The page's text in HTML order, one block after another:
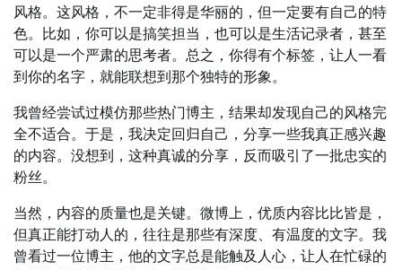
风格。这风格，不一定非得是华丽的，但一定要有自己的特
色。比如，你可以是搞笑担当，也可以是生活记录者，甚至
可以是一个严肃的思考者。总之，你得有个标签，让人一看
到你的名字，就能联想到那个独特的形象。
我曾经尝试过模仿那些热门博主，结果却发现自己的风格完
全不适合。于是，我决定回归自己，分享一些我真正感兴趣
的内容。没想到，这种真诚的分享，反而吸引了一批忠实的
粉丝。
当然，内容的质量也是关键。微博上，优质内容比比皆是，
但真正能打动人的，往往是那些有深度、有温度的文字。我
曾看过一位博主，他的文字总是能触及人心，让人在忙碌的